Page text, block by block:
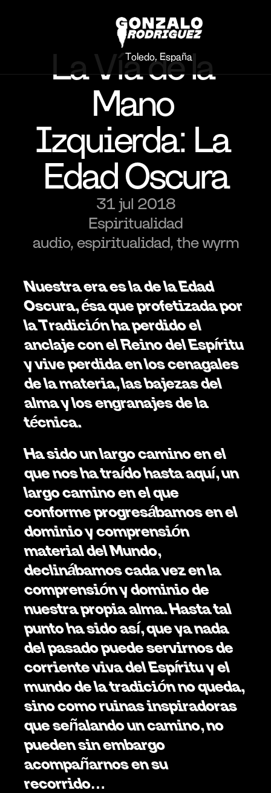
Toledo, España
La Vía de la
Mano
Izquierda: La
Edad Oscura
31 jul 2018
Espiritualidad
audio, espiritualidad, the wyrm
Nuestra era es la de la Edad
Oscura, ésa que profetizada por
la Tradición ha perdido el
anclaje con el Reino del Espíritu
y vive perdida en los cenagales
de la materia, las bajezas del
alma y los engranajes de la
técnica.
Ha sido un largo camino en el
que nos ha traído hasta aquí, un
largo camino en el que
conforme progresábamos en el
dominio y comprensión
material del Mundo,
declinábamos cada vez en la
comprensión y dominio de
nuestra propia alma. Hasta tal
punto ha sido así, que ya nada
del pasado puede servirnos de
corriente viva del Espíritu y el
mundo de la tradición no queda,
sino como ruinas inspiradoras
que señalando un camino, no
pueden sin embargo
acompañarnos en su
recorrido…